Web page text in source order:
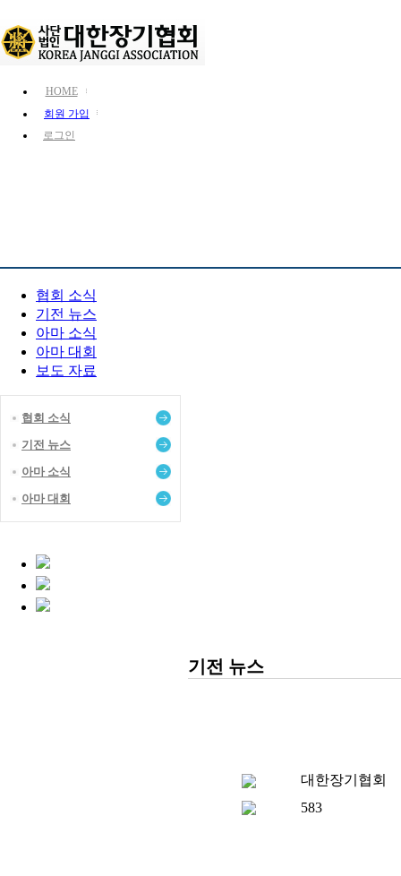
HOME
회원 가입
로그인
협회 소식
기전 뉴스
아마 소식
아마 대회
보도 자료
협회 소식
기전 뉴스
아마 소식
아마 대회
기전 뉴스
대한장기협회
583